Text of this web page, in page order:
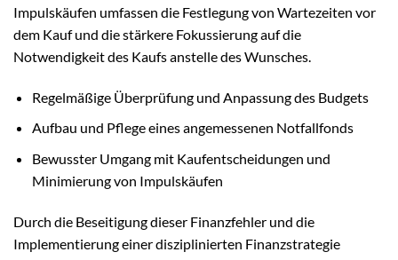
Impulskäufen umfassen die Festlegung von Wartezeiten vor
dem Kauf und die stärkere Fokussierung auf die
Notwendigkeit des Kaufs anstelle des Wunsches.
Regelmäßige Überprüfung und Anpassung des Budgets
Aufbau und Pflege eines angemessenen Notfallfonds
Bewusster Umgang mit Kaufentscheidungen und
Minimierung von Impulskäufen
Durch die Beseitigung dieser Finanzfehler und die
Implementierung einer disziplinierten Finanzstrategie